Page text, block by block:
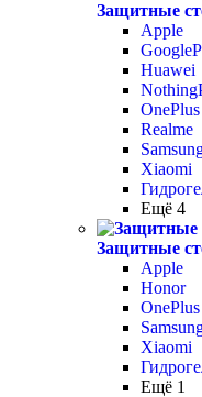
Защитные
Apple
Huawei
OnePlus
Realme
Xiaomi
Ещё 4
Защитные
Apple
Honor
OnePlus
Xiaomi
Ещё 1